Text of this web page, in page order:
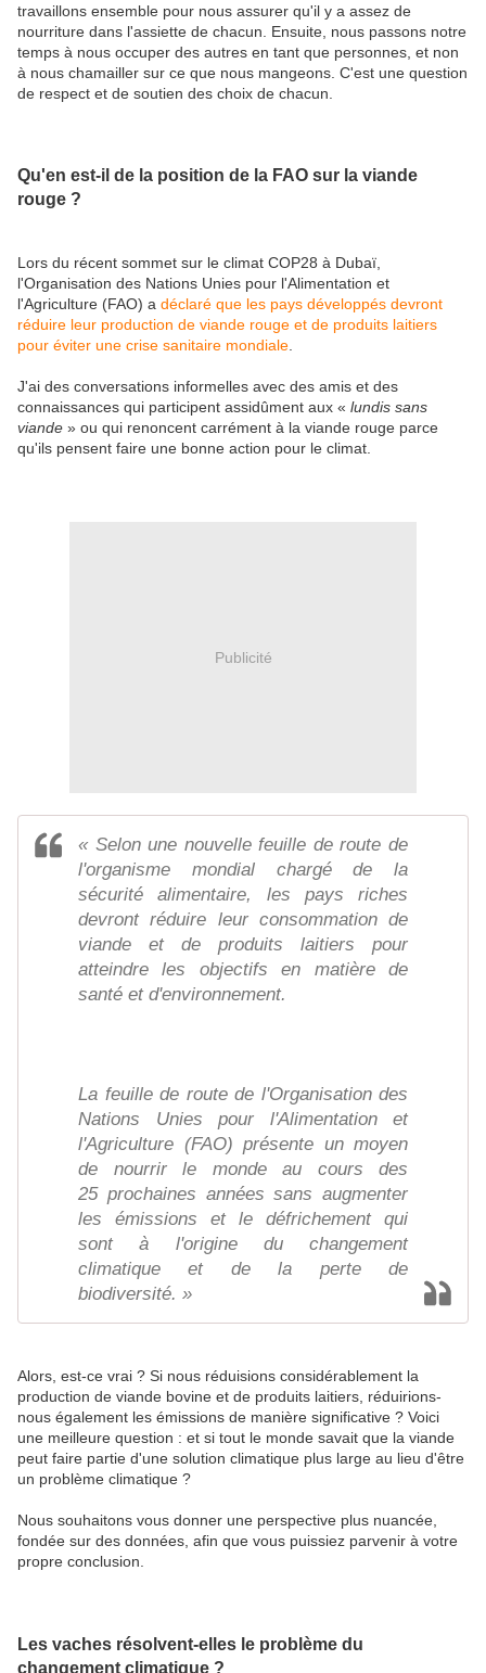
travaillons ensemble pour nous assurer qu'il y a assez de
nourriture dans l'assiette de chacun. Ensuite, nous passons notre
temps à nous occuper des autres en tant que personnes, et non
à nous chamailler sur ce que nous mangeons. C'est une question
de respect et de soutien des choix de chacun.
Qu'en est-il de la position de la FAO sur la viande
rouge ?
Lors du récent sommet sur le climat COP28 à Dubaï,
l'Organisation des Nations Unies pour l'Alimentation et
l'Agriculture (FAO) a déclaré que les pays développés devront
réduire leur production de viande rouge et de produits laitiers
pour éviter une crise sanitaire mondiale.
J'ai des conversations informelles avec des amis et des
connaissances qui participent assidûment aux « lundis sans
viande » ou qui renoncent carrément à la viande rouge parce
qu'ils pensent faire une bonne action pour le climat.
Publicité
« Selon une nouvelle feuille de route de
l'organisme mondial chargé de la
sécurité alimentaire, les pays riches
devront réduire leur consommation de
viande et de produits laitiers pour
atteindre les objectifs en matière de
santé et d'environnement.
La feuille de route de l'Organisation des
Nations Unies pour l'Alimentation et
l'Agriculture (FAO) présente un moyen
de nourrir le monde au cours des
25 prochaines années sans augmenter
les émissions et le défrichement qui
sont à l'origine du changement
climatique et de la perte de
biodiversité. »
Alors, est-ce vrai ? Si nous réduisions considérablement la
production de viande bovine et de produits laitiers, réduirions-
nous également les émissions de manière significative ? Voici
une meilleure question : et si tout le monde savait que la viande
peut faire partie d'une solution climatique plus large au lieu d'être
un problème climatique ?
Nous souhaitons vous donner une perspective plus nuancée,
fondée sur des données, afin que vous puissiez parvenir à votre
propre conclusion.
Les vaches résolvent-elles le problème du
changement climatique ?